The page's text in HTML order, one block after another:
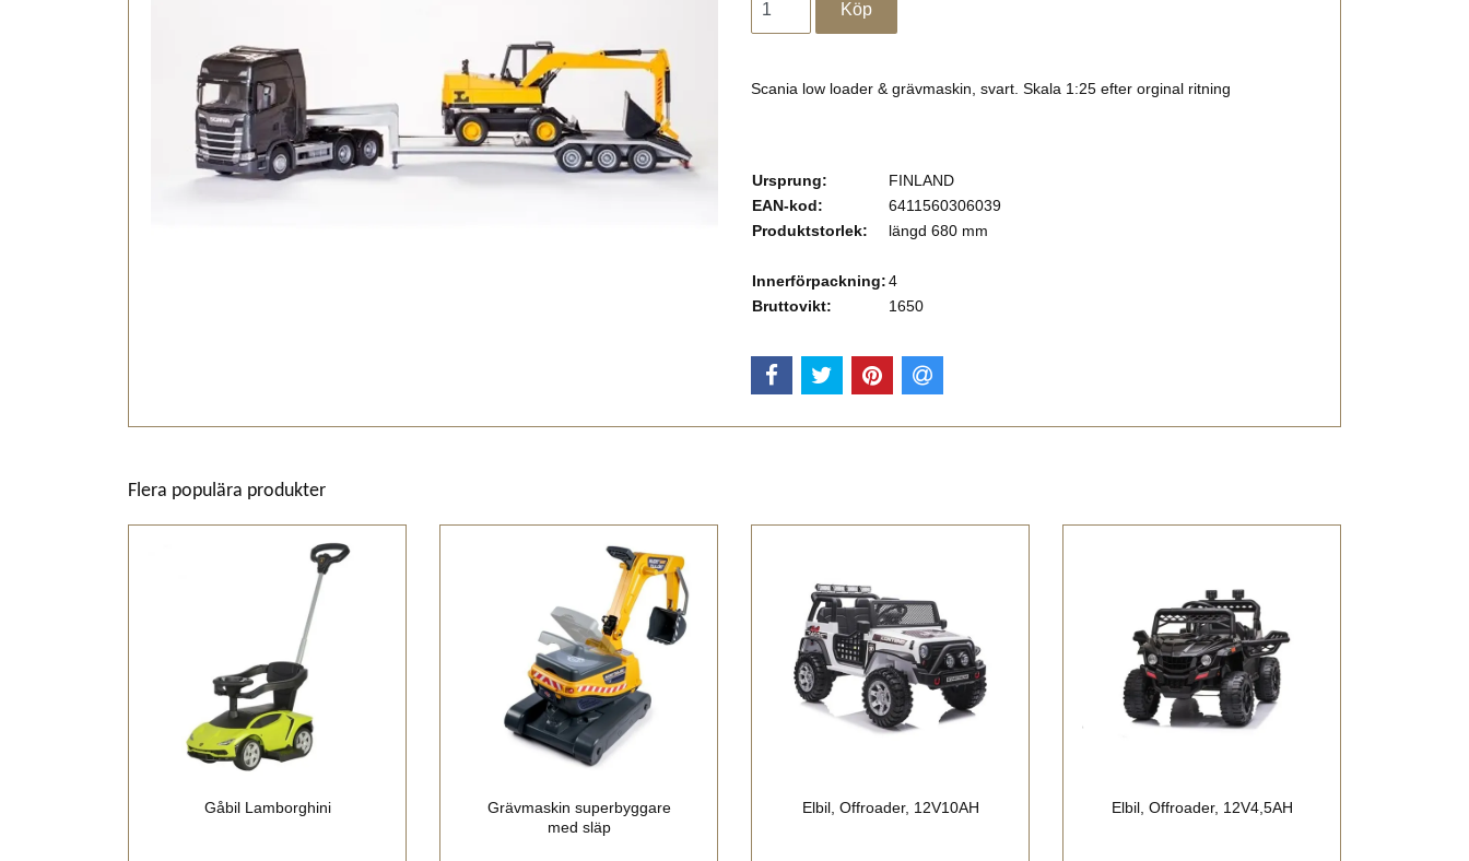
Scania low loader & grävmaskin, svart. Skala 1:25 efter orginal ritning
Ursprung:
FINLAND
EAN-kod:
6411560306039
Produktstorlek:
längd 680 mm
Innerförpackning:4
Bruttovikt:
1650
Flera populära produkter
Gåbil Lamborghini
Grävmaskin superbyggare
med släp
Elbil, Offroader, 12V10AH Elbil, Offroader, 12V4,5AH